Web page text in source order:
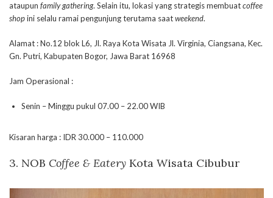
ataupun family gathering. Selain itu, lokasi yang strategis membuatcoffee
shopini selalu ramai pengunjung terutama saatweekend.
Alamat : No.12 blok L6, Jl. Raya Kota Wisata Jl. Virginia, Ciangsana, Kec.
Gn. Putri, Kabupaten Bogor, Jawa Barat 16968
Jam Operasional :
Senin – Minggu pukul 07.00 – 22.00 WIB
Kisaran harga : IDR 30.000 – 110.000
3. NOB Coffee & Eatery Kota Wisata Cibubur